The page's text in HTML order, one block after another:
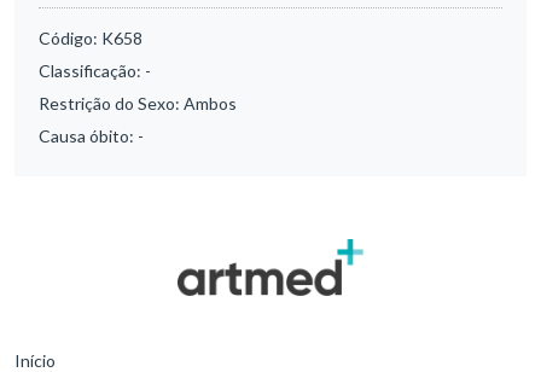
Código: K658
Classificação: -
Restrição do Sexo: Ambos
Causa óbito: -
Início